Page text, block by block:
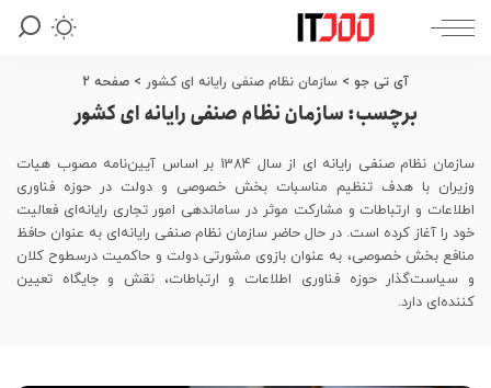
آی تی جو > سازمان نظام صنفی رایانه ای کشور > صفحه 2
برچسب:سازمان نظام صنفی رایانه ای کشور
سازمان نظام صنفی رایانه ای از سال 1384 بر اساس آیین‌نامه مصوب هیات
وزیران با هدف تنظیم مناسبات بخش خصوصی و دولت در حوزه فناوری
اطلاعات و ارتباطات و مشارکت موثر در ساماندهی امور تجاری رایانه‌ای فعالیت
خود را آغاز کرده است. در حال حاضر سازمان نظام صنفی رایانه‌ای به عنوان حافظ
منافع بخش خصوصی، به عنوان بازوی مشورتی دولت و حاکمیت درسطوح کلان
و سیاست‌گذار حوزه فناوری اطلاعات و ارتباطات، نقش و جایگاه تعیین
کننده‌ای دارد.